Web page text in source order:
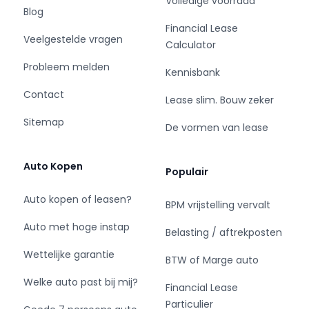
• Stoelventilatie - heerlijk op warme dagen
• Stoelverwarming - heerlijk op koude dagen
• Achter Stoelverwarming – optimaal comfort,
• Rear Seat Entertainment (RSE) –
entertainment schermen voor de
• Adaptieve cruise control (ACC) – ontspannen
helder geluid
altijd de perfecte zitpositie
• Verstelbare buitenwangen (rug)
• Verstelbare buitenwangen (benen)
• Memory stoelen
auto
• Sfeerverlichting (ambiance) – meer kleurig
Blog
Veelgestelde vragen
Probleem melden
Contact
Sitemap
Auto Kopen
Auto kopen of leasen?
Auto met hoge instap
Wettelijke garantie
Welke auto past bij mij?
Financial Lease
Calculator
Kennisbank
Lease slim. Bouw zeker
De vormen van lease
Populair
BPM vrijstelling vervalt
Belasting / aftrekposten
BTW of Marge auto
Financial Lease
Particulier